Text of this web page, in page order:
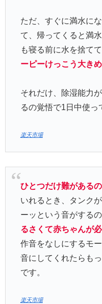
ただ、すぐに満水に
て、帰ってくると満
も寝る前に水を捨てて
ーピーけっこう大き
それだけ、除湿能力
るの覚悟で1日中使っ
楽天市場
ひとつだけ難がある
いれるとき、タンク
ーッという音がする
るさくて赤ちゃんが
作音をなしにするモ
音にしてくれたらも
です。
楽天市場